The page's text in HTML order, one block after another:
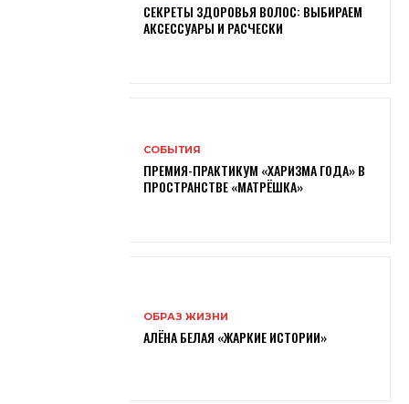
СЕКРЕТЫ ЗДОРОВЬЯ ВОЛОС: ВЫБИРАЕМ
АКСЕССУАРЫ И РАСЧЕСКИ
СОБЫТИЯ
ПРЕМИЯ-ПРАКТИКУМ «ХАРИЗМА ГОДА» В
ПРОСТРАНСТВЕ «МАТРЁШКА»
ОБРАЗ ЖИЗНИ
АЛЁНА БЕЛАЯ «ЖАРКИЕ ИСТОРИИ»